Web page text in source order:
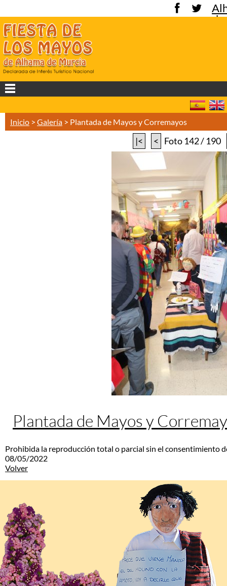
de
Inicio > Galería > Plantada de Mayos y Corremayos
|< < Foto 142 / 190
Plantada de Mayos y
Prohibida la reproducción total o parcial sin el consentimiento
08/05/2022
Volver